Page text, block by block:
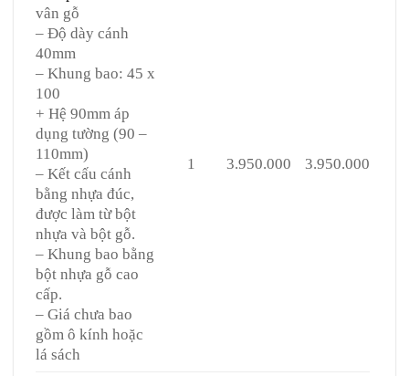
vân gỗ
– Độ dày cánh
40mm
– Khung bao: 45 x
100
+ Hệ 90mm áp
dụng tường (90 –
110mm)
– Kết cấu cánh
bằng nhựa đúc,
được làm từ bột
nhựa và bột gỗ.
– Khung bao bằng
bột nhựa gỗ cao
cấp.
– Giá chưa bao
gồm ô kính hoặc
lá sách
1 3.950.000 3.950.000